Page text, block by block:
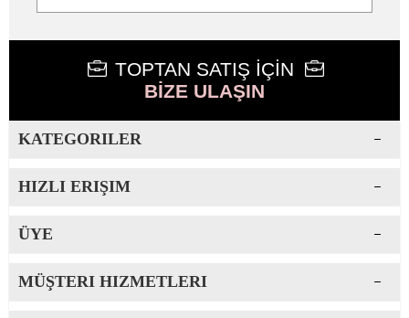
TOPTAN SATIŞ İÇİN
BİZE ULAŞIN
KATEGORILER
HIZLI ERIŞIM
ÜYE
MÜŞTERI HIZMETLERI